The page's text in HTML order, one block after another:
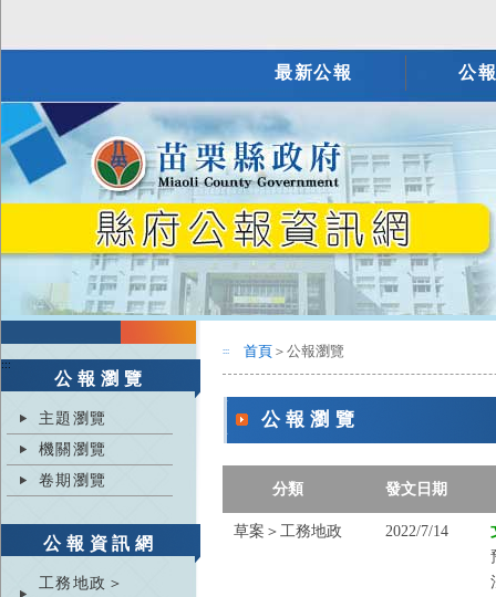
最新公報 公
:::
公報瀏覽
主題瀏覽
機關瀏覽
卷期瀏覽
公報資訊網
工務地政＞
::: 首頁 ＞公報瀏覽
公報瀏覽
分類 發文日期
草案＞工務地政 2022/7/14